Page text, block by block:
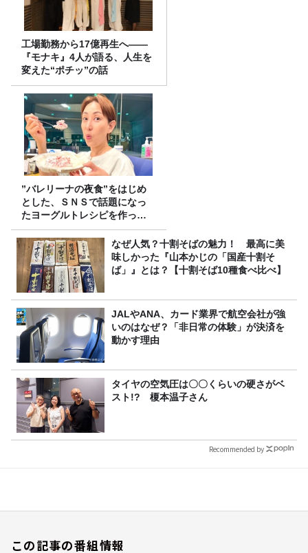
工場勤務から17億再生へ——
『モナキ』4人が語る、人生を
変えた“ポチッ”の話
”バレリーナの夜食”をはじめ
とした、ＳＮＳで話題になっ
たヨーグルトレシピを作って
みた！
なぜ人気？十割そばの魅力！ 最高に美
味しかった『山本かじの「国産十割そ
ば」』とは？【十割そば10種食べ比べ】
JALやANA、カード業界で航空会社が強
いのはなぜ？「非日常の体験」が決済を
動かす理由
タイヤの空気圧は〇〇くらいの硬さがベ
スト!? 榎本温子さん
Recommended by
この記事の番組情報